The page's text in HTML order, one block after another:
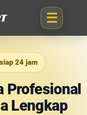
24 jam
Profesional
Lengkap